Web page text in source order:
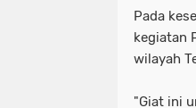
Pada
kegiatan
wilayah
"Giat ini